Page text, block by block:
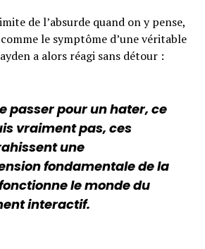
de l’absurde quand on y pense,
le symptôme d’une véritable
a alors réagi sans détour :
passer pour un hater, ce
vraiment pas, ces
une
fondamentale de la
le monde du
interactif.